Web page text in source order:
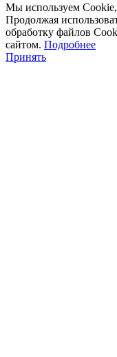
Мы используем
Продолжая
обработку файлов
сайтом. Подробнее
Принять